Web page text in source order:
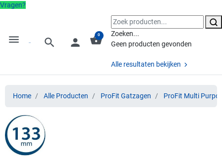
Vragen?
menu search person shopping_basket
0
Zoeken...
Geen producten gevonden
Alle resultaten bekijken
Home Alle Producten ProFit Gatzagen ProFit Multi